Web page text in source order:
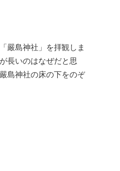
嚴島神社」を拝観しま
長いのはなぜだと思
島神社の床の下をのぞ